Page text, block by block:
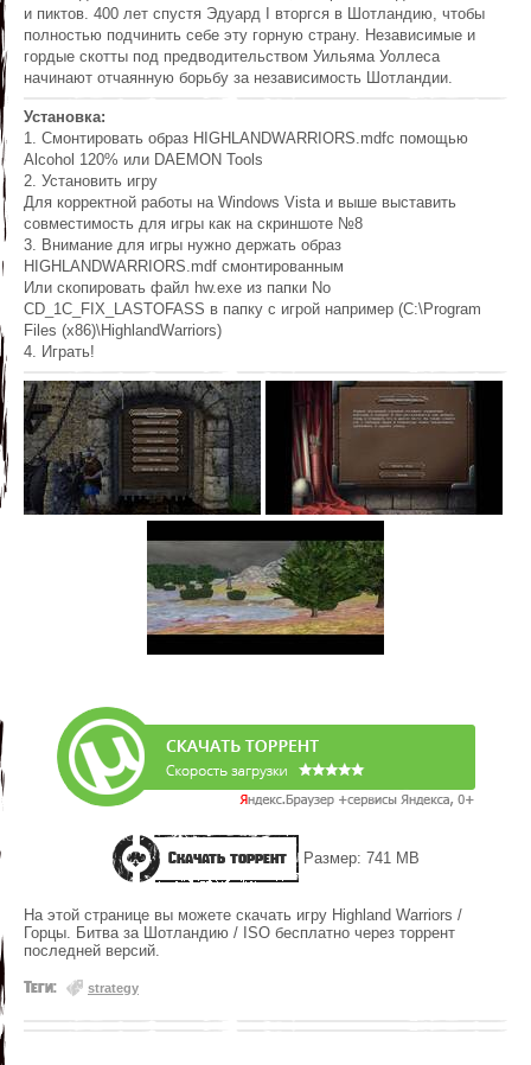
и пиктов. 400 лет спустя Эдуард I вторгся в Шотландию, чтобы
полностью подчинить себе эту горную страну. Независимые и
гордые скотты под предводительством Уильяма Уоллеса
начинают отчаянную борьбу за независимость Шотландии.
Установка:
1. Смонтировать образ HIGHLANDWARRIORS.mdfс помощью
Alcohol 120% или DAEMON Tools
2. Установить игру
Для корректной работы на Windows Vista и выше выставить
совместимость для игры как на скриншоте №8
3. Внимание для игры нужно держать образ
HIGHLANDWARRIORS.mdf смонтированным
Или скопировать файл hw.exe из папки No
CD_1C_FIX_LASTOFASS в папку с игрой например (C:\Program
Files (x86)\HighlandWarriors)
4. Играть!
Скачать торрент Размер: 741 MB
На этой странице вы можете скачать игру Highland Warriors /
Горцы. Битва за Шотландию / ISO бесплатно через торрент
последней версий.
Теги: strategy